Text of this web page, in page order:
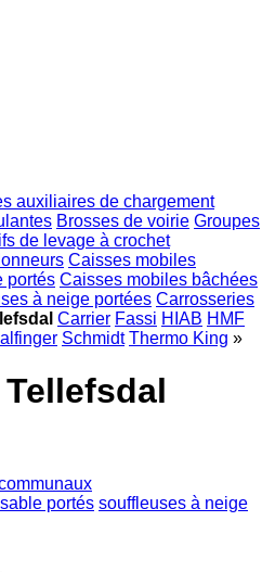
auxiliaires de chargement
Brosses de voirie Groupes
de levage à crochet
Caisses mobiles
portés Caisses mobiles bâchées
à neige portées Carrosseries
Carrier Fassi HIAB HMF
Schmidt Thermo King »
portés souffleuses à neige